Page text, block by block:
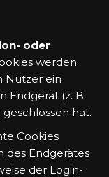
oder
werden
Nutzer ein
Endgerät (z. B.
hat.
Cookies
des Endgerätes
der Login-